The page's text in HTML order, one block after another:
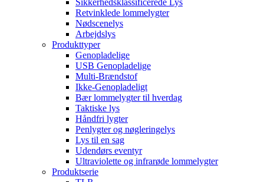
Sikkerhedsklassificerede Lys
Retvinklede lommelygter
Nødscenelys
Arbejdslys
Produkttyper
Genopladelige
USB Genopladelige
Multi-Brændstof
Ikke-Genopladeligt
Bær lommelygter til hverdag
Taktiske lys
Håndfri lygter
Penlygter og nøgleringelys
Lys til en sag
Udendørs eventyr
Ultraviolette og infrarøde lommelygter
Produktserie